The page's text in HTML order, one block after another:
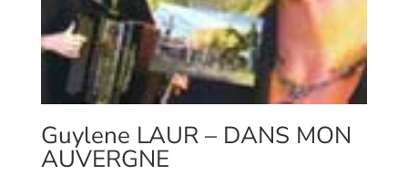
Guylene LAUR – DANS MON
AUVERGNE